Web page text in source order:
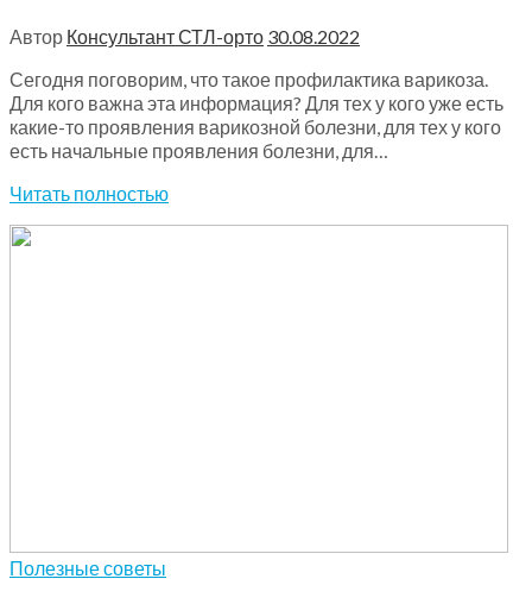
Автор Консультант СТЛ-орто 30.08.2022
Сегодня поговорим, что такое профилактика варикоза.
Для кого важна эта информация? Для тех у кого уже есть
какие-то проявления варикозной болезни, для тех у кого
есть начальные проявления болезни, для…
Читать полностью
Полезные советы